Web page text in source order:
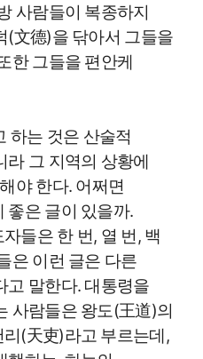
사람들이 복종하지
(文德)을 닦아서 그들을
한 그들을 편안케
하는 것은 산술적
라 그 지역의 상황에
야 한다. 어쩌면
좋은 글이 있을까.
들은 한 번, 열 번, 백
은 이런 글은 다른
고 말한다. 대통령을
사람들은 왕도(王道)의
(天吏)라고 부르는데,